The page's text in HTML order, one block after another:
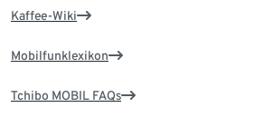
Kaffee-Wiki
Mobilfunklexikon
Tchibo MOBIL FAQs